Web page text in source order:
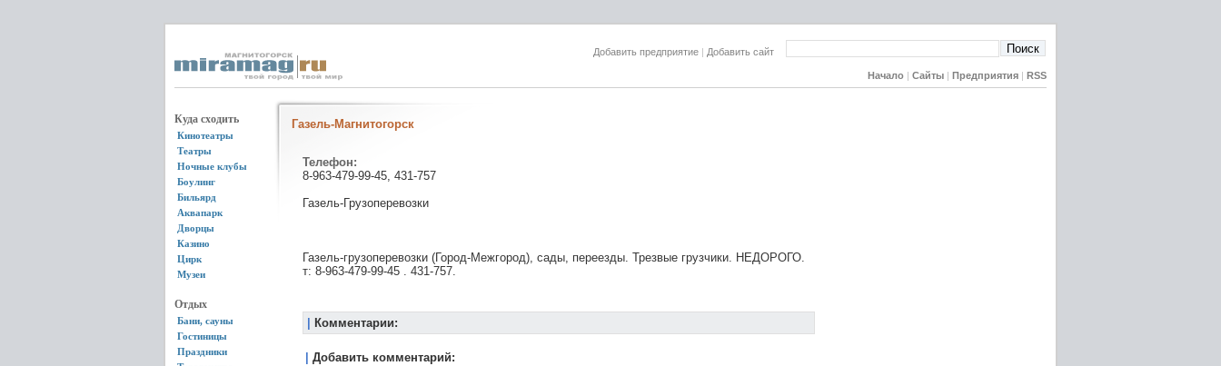
Добавить предприятие | Добавить сайт
Начало Сайты Предприятия RSS
Куда сходить
Кинотеатры
Театры
Ночные клубы
Боулинг
Бильярд
Аквапарк
Дворцы
Казино
Цирк
Музеи
Отдых
Бани, сауны
Гостиницы
Праздники
Газель-Магнитогорск
Телефон:
8-963-479-99-45, 431-757
Газель-Грузоперевозки
Газель-грузоперевозки (Город-Межгород), сады, переезды. Трезвые грузчики. НЕДОРОГО.
т: 8-963-479-99-45 . 431-757.
Комментарии:
Добавить комментарий: